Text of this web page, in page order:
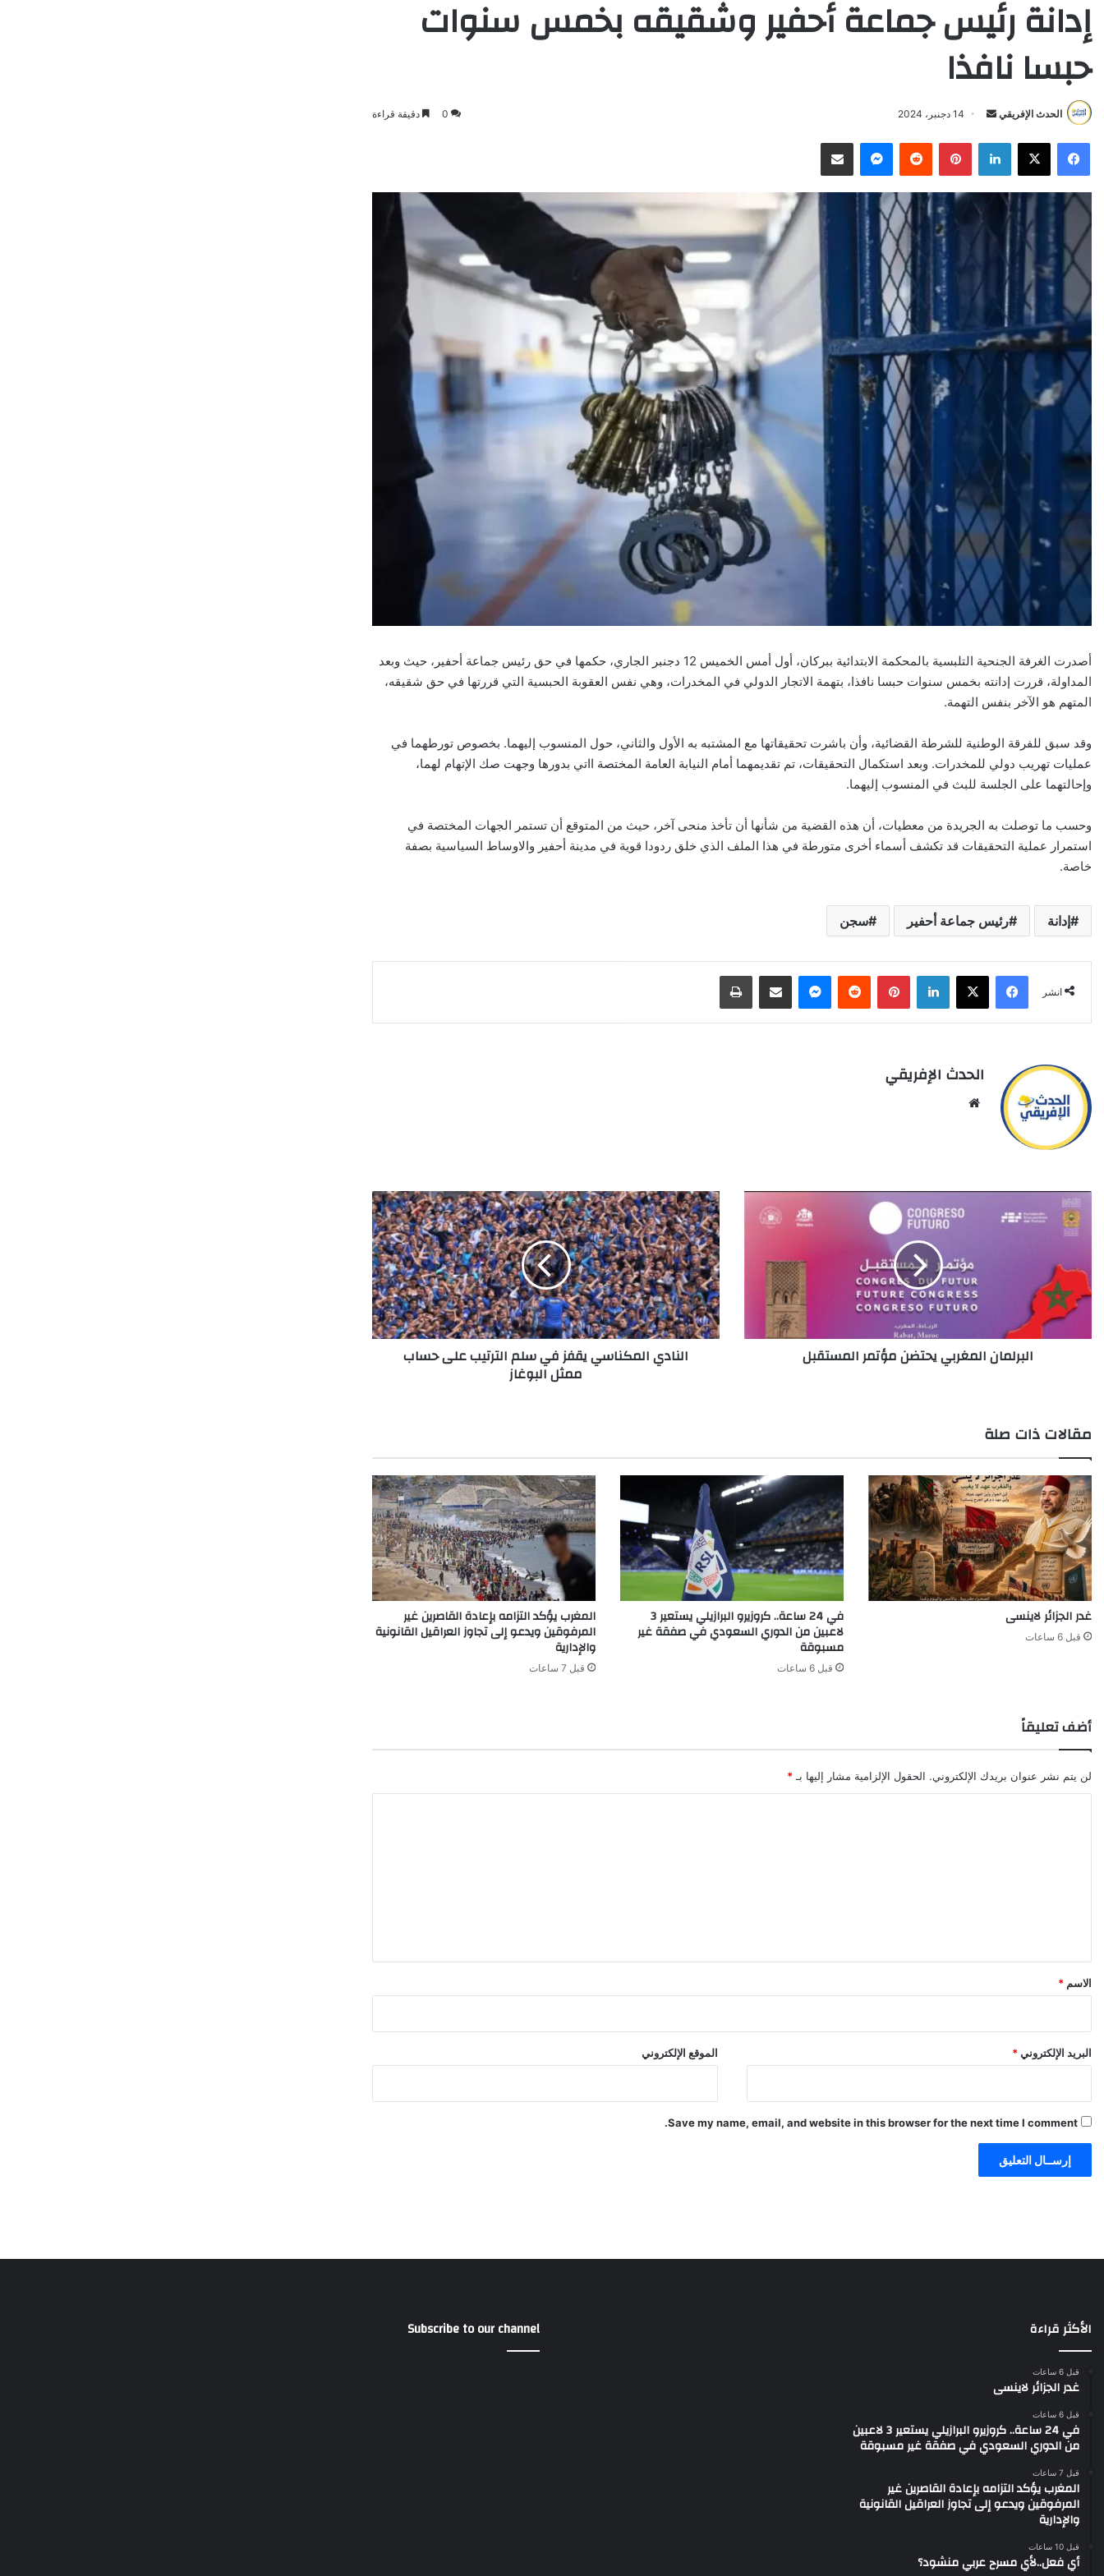
إدانة رئيس جماعة أحفير وشقيقه بخمس سنوات
حبسا نافذا
الحدث الإفريقي
Send 14 دجنبر، 2024 0 دقيقة قراءة
Facebook
X
LinkedIn
Pinterest
Reddit
Messengerانشر عبر البريد الإلكتروني
أصدرت الغرفة الجنحية التلبسية بالمحكمة الابتدائية ببركان، أول أمس الخميس 12 دجنبر الجاري، حكمها في حق رئيس جماعة أحفير، حيث وبعد
المداولة، قررت إدانته بخمس سنوات حبسا نافذا، بتهمة الاتجار الدولي في المخدرات، وهي نفس العقوبة الحبسية التي قررتها في حق شقيقه،
المتهم هو الآخر بنفس التهمة.
وقد سبق للفرقة الوطنية للشرطة القضائية، وأن باشرت تحقيقاتها مع المشتبه به الأول والثاني، حول المنسوب إليهما. بخصوص تورطهما في
عمليات تهريب دولي للمخدرات. وبعد استكمال التحقيقات، تم تقديمهما أمام النيابة العامة المختصة ااتي بدورها وجهت صك الإتهام لهما،
وإحالتهما على الجلسة للبث في المنسوب إليهما.
وحسب ما توصلت به الجريدة من معطيات، أن هذه القضية من شأنها أن تأخذ منحى آخر، حيث من المتوقع أن تستمر الجهات المختصة في
استمرار عملية التحقيقات قد تكشف أسماء أخرى متورطة في هذا الملف الذي خلق ردودا قوية في مدينة أحفير والاوساط السياسية بصفة
خاصة.
إدانة رئيس جماعة أحفير سجن
انشر
Facebook
X
LinkedIn
Pinterest
Reddit
Messengerانشر عبر البريد الإلكترونياطبع
الحدث الإفريقي
البرلمان
المغربي
يحتضن
المستقبل
البرلمان المغربي يحتضن مؤتمر المستقبل
النادي
المكناسي
يقفز
في
سلم
الترتيب
على
حساب
ممثل
النادي المكناسي يقفز في سلم الترتيب على حساب
ممثل البوغاز
مقالات ذات صلة
غدر الجزائر لاينسى
قبل 6 ساعات
في 24 ساعة.. كروزيرو البرازيلي يستعير 3
لاعبين من الدوري السعودي في صفقة غير
مسبوقة
قبل 6 ساعات
المغرب يؤكد التزامه بإعادة القاصرين غير
المرفوقين ويدعو إلى تجاوز العراقيل القانونية
والإدارية
قبل 7 ساعات
أضف تعليقاً
لن يتم نشر عنوان بريدك الإلكتروني. الحقول الإلزامية مشار إليها بـ*
*
الاسم *
البريد الإلكتروني* الموقع الإلكتروني
Save my name, email, and website in this browser for the next time I comment.
الأكثر قراءة
قبل 6 ساعات
غدر الجزائر لاينسى
قبل 6 ساعات
في 24 ساعة.. كروزيرو البرازيلي يستعير 3 لاعبين
من الدوري السعودي في صفقة غير مسبوقة
قبل 7 ساعات
المغرب يؤكد التزامه بإعادة القاصرين غير
المرفوقين ويدعو إلى تجاوز العراقيل القانونية
والإدارية
قبل 10 ساعات
أي فعل..لأي مسرح عربي منشود؟
Subscribe to our channel